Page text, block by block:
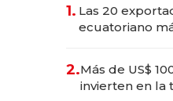
1. Las 20
ecuatoriano
2.Más de US$
invierten en la